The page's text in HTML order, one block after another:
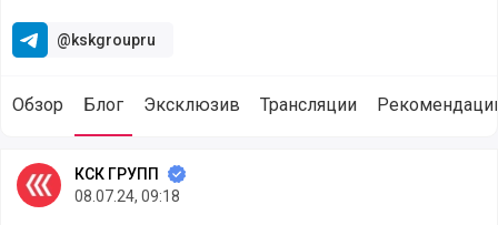
@kskgroupru
Обзор Блог Эксклюзив Трансляции
Статьи от компании КСК ГРУПП (@kskgroup)
КСК ГРУПП
08.07.24, 09:18